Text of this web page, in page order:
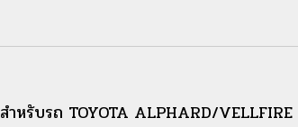
สำหรับรถ TOYOTA ALPHARD/VELLFIRE